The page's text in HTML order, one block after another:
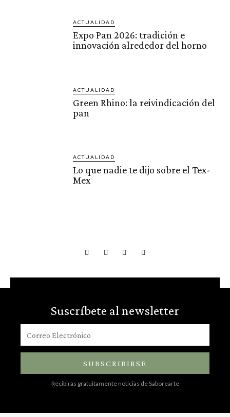
ACTUALIDAD
Expo Pan 2026: tradición e
innovación alrededor del horno
ACTUALIDAD
Green Rhino: la reivindicación del
pan
ACTUALIDAD
Lo que nadie te dijo sobre el Tex-
Mex
Suscríbete al newsletter
SUBSCRIBIRSE
Recibirás gratuitamente noticias de Saborearte